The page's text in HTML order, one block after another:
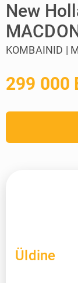
New
KOMBAINID |
299 000
Üldine